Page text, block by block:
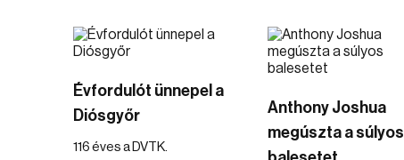
Évfordulót ünnepel a
Diósgyőr
116 éves a DVTK.
Anthony Joshua
megúszta a súlyos